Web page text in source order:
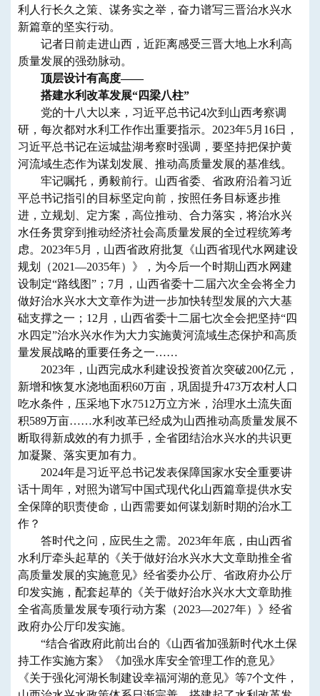
利人行长久之策、谋务实之举，奋力谱写三晋治水兴水
新篇章的坚实行动。
记者日前走进山西，近距离感受三晋大地上水利高
质量发展的强劲脉动。
顶层设计有高度——
搭建水利改革发展“四梁八柱”
党的十八大以来，习近平总书记4次到山西考察调
研，每次都对水利工作作出重要指示。2023年5月16日，
习近平总书记在运城盐湖考察时强调，要坚持把保护黄
河流域生态作为谋划发展、推动高质量发展的基准线。
牢记嘱托，勇毅前行。山西省委、省政府沿着习近
平总书记指引的目标坚定向前，按照任务目标逐步推
进，立规划、定方案，高位推动、合力落实，将治水兴
水任务贯穿到推动经济社会高质量发展的全过程统筹考
虑。2023年5月，山西省政府批复《山西省现代水网建设
规划（2021—2035年）》，为今后一个时期山西水网建
设制定“路线图”；7月，山西省委十二届六次全会将全力
做好治水兴水大文章作为进一步加快转型发展的六大基
础支撑之一；12月，山西省委十二届七次全会把坚持“四
水四定”治水兴水作为大力实施黄河流域生态保护和高质
量发展战略的重要任务之一……
2023年，山西完成水利建设投资首次突破200亿元，
新增和恢复水浇地面积60万亩，巩固提升473万农村人口
吃水条件，压采地下水7512万立方米，治理水土流失面
积589万亩……水利改革已经成为山西推动高质量发展不
断取得新成效的有力抓手，全省团结治水兴水的共识更
加凝聚、落实更加有力。
2024年是习近平总书记发表保障国家水安全重要讲
话十周年，对照为谱写中国式现代化山西篇章提供水安
全保障的职责使命，山西需要如何谋划新时期的治水工
作？
答时代之问，应民生之需。2023年年底，由山西省
水利厅牵头起草的《关于做好治水兴水大文章助推全省
高质量发展的实施意见》经省委办公厅、省政府办公厅
印发实施，配套起草的《关于做好治水兴水大文章助推
全省高质量发展专项行动方案（2023—2027年）》经省
政府办公厅印发实施。
“结合省政府此前出台的《山西省加强新时代水土保
持工作实施方案》《加强水库安全管理工作的意见》
《关于强化河湖长制建设幸福河湖的意见》等7个文件，